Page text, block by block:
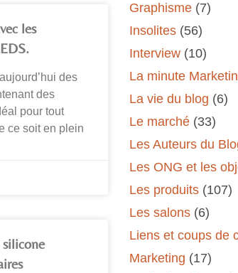
les
des
des
pour tout
ce soit en plein
Graphisme (7)
Insolites (56)
Interview (10)
La minute
La vie du blog (6)
Le marché (33)
Les Auteurs du
Les ONG et les
Les produits (107)
Les salons (6)
Liens et coups de
Marketing (17)